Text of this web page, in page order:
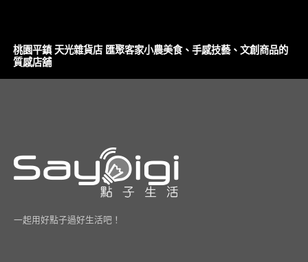
桃園平鎮 天光雜貨店 匯聚客家小農美食、手感技藝、文創商品的
質感店舖
一起用好點子過好生活吧！